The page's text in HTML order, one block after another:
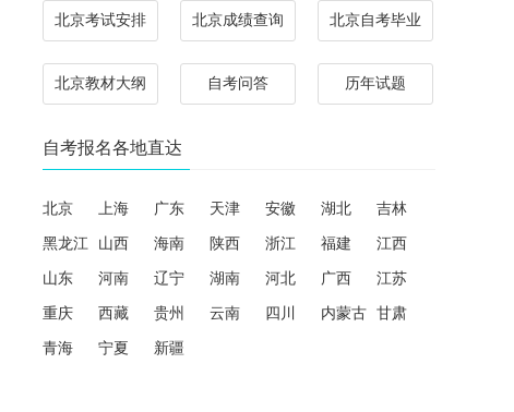
北京考试安排 北京成绩查询 北京自考毕业
北京教材大纲 自考问答 历年试题
自考报名各地直达
北京 上海 广东 天津 安徽 湖北 吉林
黑龙江 山西 海南 陕西 浙江 福建 江西
山东 河南 辽宁 湖南 河北 广西 江苏
重庆 西藏 贵州 云南 四川 内蒙古 甘肃
青海 宁夏 新疆